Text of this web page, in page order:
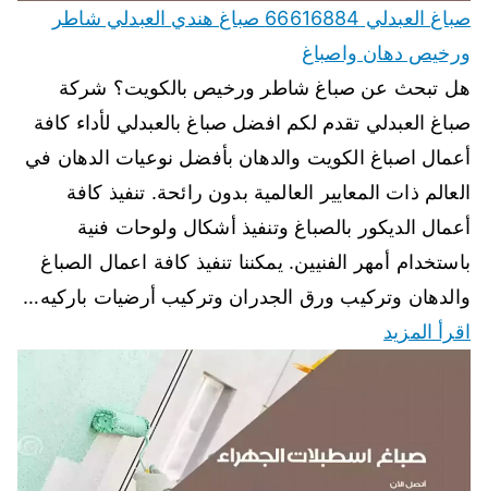
صباغ العبدلي 66616884 صباغ هندي العبدلي شاطر
ورخيص دهان واصباغ
هل تبحث عن صباغ شاطر ورخيص بالكويت؟ شركة
صباغ العبدلي تقدم لكم افضل صباغ بالعبدلي لأداء كافة
أعمال اصباغ الكويت والدهان بأفضل نوعيات الدهان في
العالم ذات المعايير العالمية بدون رائحة. تنفيذ كافة
أعمال الديكور بالصباغ وتنفيذ أشكال ولوحات فنية
باستخدام أمهر الفنيين. يمكننا تنفيذ كافة اعمال الصباغ
والدهان وتركيب ورق الجدران وتركيب أرضيات باركيه…
اقرأ المزيد